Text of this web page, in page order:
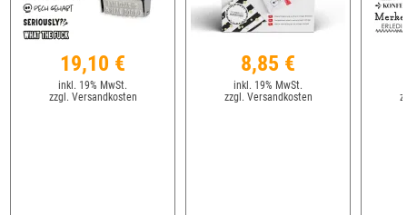
19,10 €
inkl. 19% MwSt.
zzgl. Versandkosten
8,85 €
inkl. 19% MwSt.
zzgl. Versandkosten